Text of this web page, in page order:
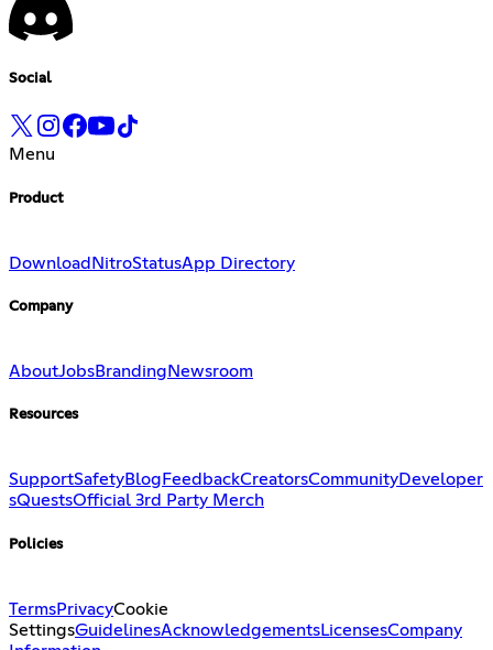
Social
Menu
Product
Download NitroStatusApp Directory
Company
AboutJobsBranding Newsroom
Resources
SupportSafetyBlog FeedbackCreatorsCommunityDeveloper
sQuestsOfficial 3rd Party Merch
Policies
TermsPrivacyCookie
SettingsGuidelinesAcknowledgementsLicensesCompany